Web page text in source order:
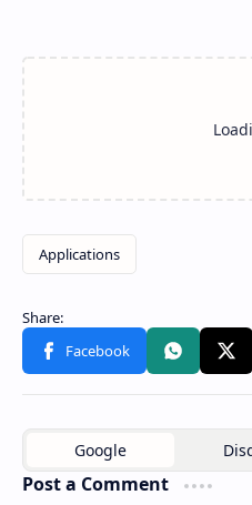
Post a Comment